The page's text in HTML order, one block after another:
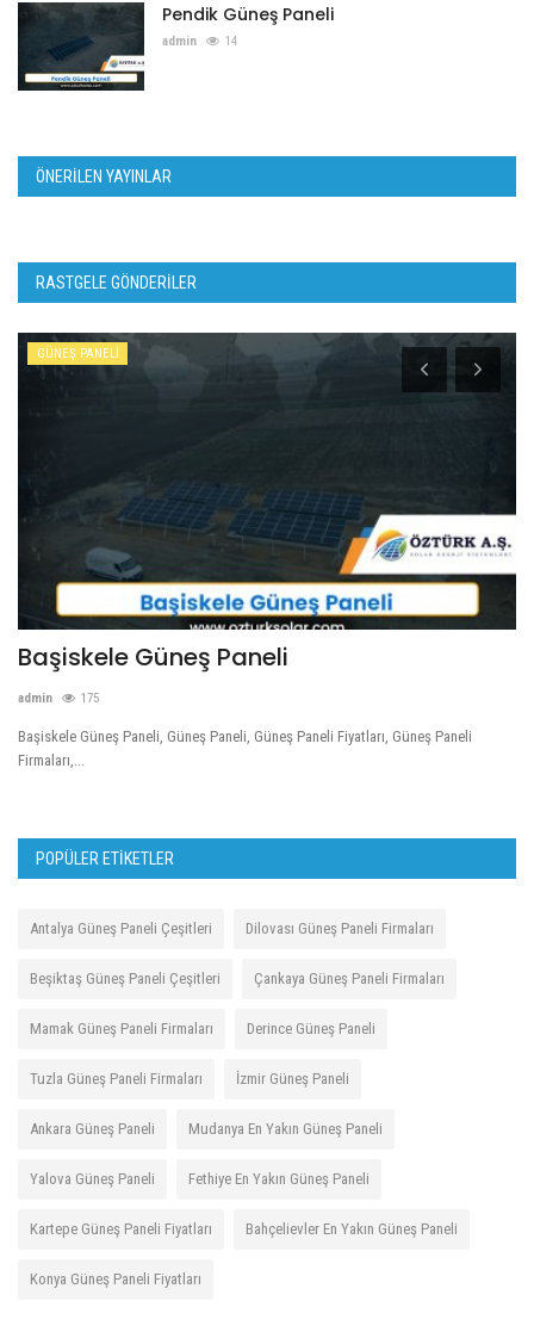
Pendik Güneş Paneli
admin 14
ÖNERILEN YAYINLAR
RASTGELE GÖNDERILER
GÜNEŞ PANELİ
Başiskele Güneş Paneli
admin 175
Başiskele Güneş Paneli, Güneş Paneli, Güneş Paneli Fiyatları, Güneş Paneli
Firmaları,...
POPÜLER ETIKETLER
Antalya Güneş Paneli Çeşitleri Dilovası Güneş Paneli Firmaları
Beşiktaş Güneş Paneli Çeşitleri Çankaya Güneş Paneli Firmaları
Mamak Güneş Paneli Firmaları Derince Güneş Paneli
Tuzla Güneş Paneli Firmaları İzmir Güneş Paneli
Ankara Güneş Paneli Mudanya En Yakın Güneş Paneli
Yalova Güneş Paneli Fethiye En Yakın Güneş Paneli
Kartepe Güneş Paneli Fiyatları Bahçelievler En Yakın Güneş Paneli
Konya Güneş Paneli Fiyatları